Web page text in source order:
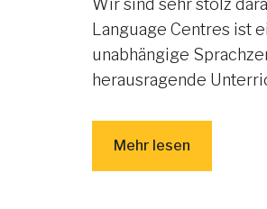
Wir sind sehr stolz
Language Centres ist
unabhängige
herausragende
Mehr lesen